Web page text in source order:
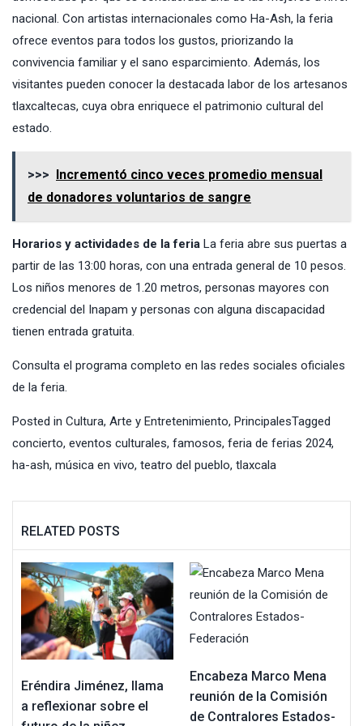
nacional. Con artistas internacionales como Ha-Ash, la feria
ofrece eventos para todos los gustos, priorizando la
convivencia familiar y el sano esparcimiento. Además, los
visitantes pueden conocer la destacada labor de los artesanos
tlaxcaltecas, cuya obra enriquece el patrimonio cultural del
estado.
>>>
Incrementó cinco veces promedio mensual
de donadores voluntarios de sangre
Horarios y actividades de la feria La feria abre sus puertas a
partir de las 13:00 horas, con una entrada general de 10 pesos.
Los niños menores de 1.20 metros, personas mayores con
credencial del Inapam y personas con alguna discapacidad
tienen entrada gratuita.
Consulta el programa completo en las redes sociales oficiales
de la feria.
Posted in Cultura, Arte y Entretenimiento, PrincipalesTagged
concierto, eventos culturales, famosos, feria de ferias 2024,
ha-ash, música en vivo, teatro del pueblo, tlaxcala
RELATED POSTS
Eréndira Jiménez, llama
a reflexionar sobre el
Encabeza Marco Mena
reunión de la Comisión
de Contralores Estados-